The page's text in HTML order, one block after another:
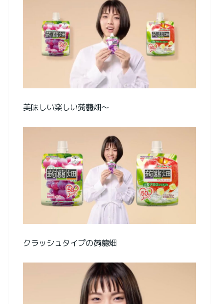
美味しい楽しい蒟蒻畑〜
クラッシュタイプの蒟蒻畑